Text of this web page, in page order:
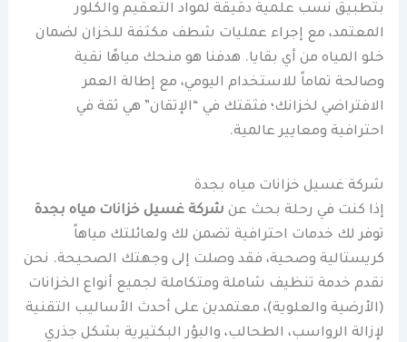
بتطبيق نسب علمية دقيقة لمواد التعقيم والكلور
المعتمد، مع إجراء عمليات شطف مكثفة للخزان لضمان
خلو المياه من أي بقايا. هدفنا هو منحك مياهًا نقية
وصالحة تماماً للاستخدام اليومي، مع إطالة العمر
الافتراضي لخزانك؛ فثقتك في “الإتقان” هي ثقة في
احترافية ومعايير عالمية.
شركة غسيل خزانات مياه بجدة
إذا كنت في رحلة بحث عن شركة غسيل خزانات مياه بجدة
توفر لك خدمات احترافية تضمن لك ولعائلتك مياهاً
كريستالية وصحية، فقد وصلت إلى وجهتك الصحيحة. نحن
نقدم خدمة تنظيف شاملة ومتكاملة لجميع أنواع الخزانات
(الأرضية والعلوية)، معتمدين على أحدث الأساليب التقنية
لإزالة الرواسب، الطحالب، والبؤر البكتيرية بشكل جذري